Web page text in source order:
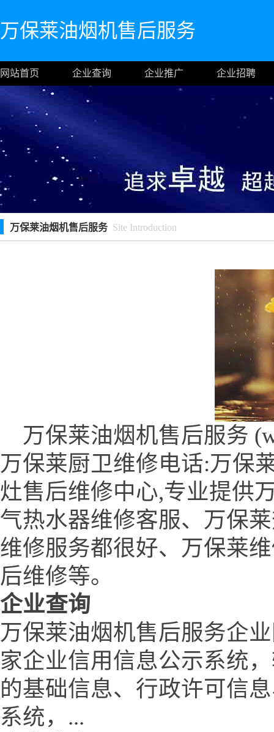
万保莱油烟机售后服务
网站首页 企业查询 企业推广 企业招聘
万保莱油烟机售后服务 Site Introduction
万保莱油烟机售后服务
万保莱厨卫维修电话:万保
灶售后维修中心,专业提供
气热水器维修客服、万保
维修服务都很好、万保莱
后维修等。
企业查询
万保莱油烟机售后服务企
家企业信用信息公示系统
的基础信息、行政许可信
系统，...